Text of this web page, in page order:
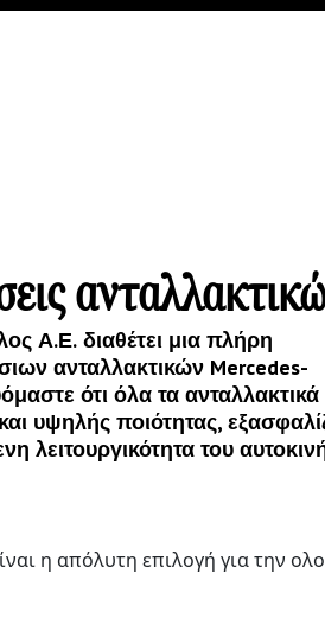
Α.Ε. διαθέτει μια πλήρη
ανταλλακτικών Mercedes-
ότι όλα τα ανταλλακτικά
υψηλής ποιότητας,
λειτουργικότητα του
η απόλυτη επιλογή για την